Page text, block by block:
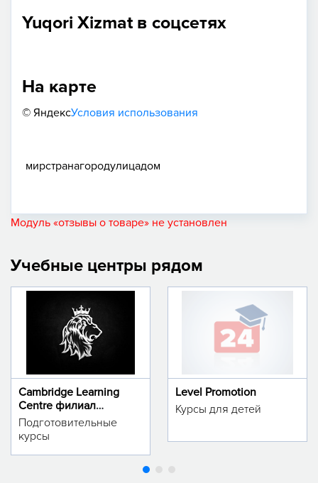
Yuqori Xizmat в соцсетях
На карте
© ЯндексУсловия использования
мирстранагородулицадом
Модуль «отзывы о товаре» не установлен
Учебные центры рядом
Cambridge Learning
Centre филиал
м.Тинчлик
Подготовительные
курсы
Level Promotion
Курсы для детей